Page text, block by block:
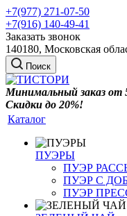
+7(977) 271-07-50
+7(916) 140-49-41
Заказать звонок
140180, Московская
Поиск
Минимальный заказ от
Скидки до 20%!
Каталог
ПУЭРЫ
ПУЭР
ПУЭР С
ПУЭР